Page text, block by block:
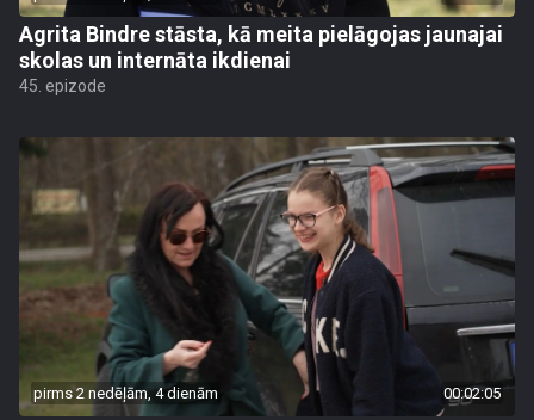
Agrita Bindre stāsta, kā meita pielāgojas jaunajai
skolas un internāta ikdienai
45. epizode
pirms 2 nedēļām, 4 dienām 00:02:05